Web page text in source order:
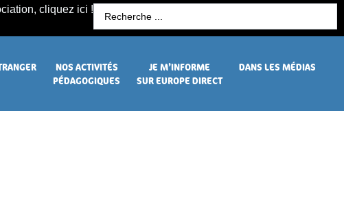
cliquez ici !
NOS ACTIVITÉS
PÉDAGOGIQUES
JE M’INFORME
SUR EUROPE DIRECT
DANS LES MÉDIAS